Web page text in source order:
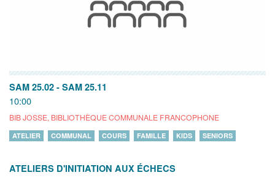
SAM 25.02 - SAM 25.11
10:00
BIB JOSSE, BIBLIOTHÈQUE COMMUNALE FRANCOPHONE
ATELIER COMMUNAL COURS FAMILLE KIDS SENIORS
ATELIERS D'INITIATION AUX ÉCHECS